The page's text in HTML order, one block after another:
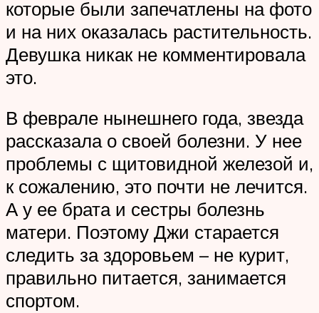
которые были запечатлены на фото
и на них оказалась растительность.
Девушка никак не комментировала
это.
В феврале нынешнего года, звезда
рассказала о своей болезни. У нее
проблемы с щитовидной железой и,
к сожалению, это почти не лечится.
А у ее брата и сестры болезнь
матери. Поэтому Джи старается
следить за здоровьем – не курит,
правильно питается, занимается
спортом.